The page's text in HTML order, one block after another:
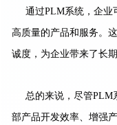
通过PLM系统，企业
高质量的产品和服务。
诚度，为企业带来了长
总的来说，尽管PLM
部产品开发效率、增强